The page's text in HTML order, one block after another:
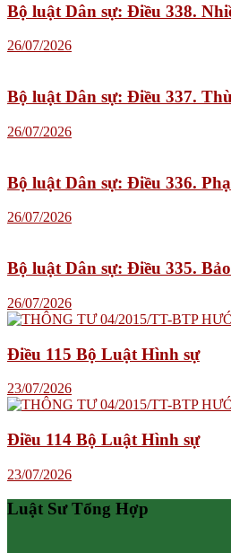
Bộ luật Dân sự: Điều 338.
26/07/2026
Bộ luật Dân sự: Điều 337.
26/07/2026
Bộ luật Dân sự: Điều 336.
26/07/2026
Bộ luật Dân sự: Điều 335.
26/07/2026
Điều 115 Bộ Luật Hình sự
23/07/2026
Điều 114 Bộ Luật Hình sự
23/07/2026
Luật Sư Tổng Hợp